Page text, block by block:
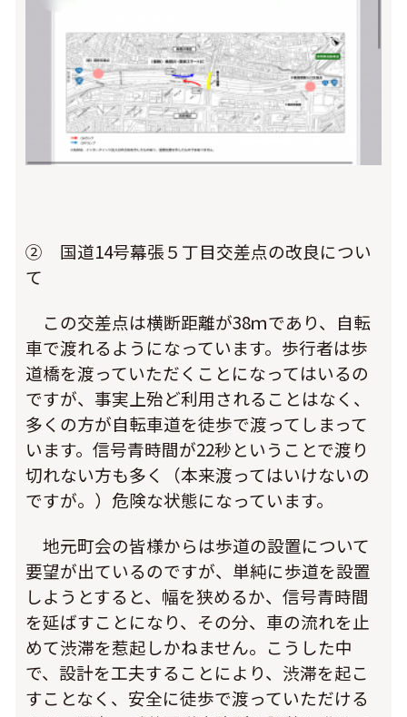
② 国道14号幕張５丁目交差点の改良につい
て
この交差点は横断距離が38ｍであり、自転
車で渡れるようになっています。歩行者は歩
道橋を渡っていただくことになってはいるの
ですが、事実上殆ど利用されることはなく、
多くの方が自転車道を徒歩で渡ってしまって
います。信号青時間が22秒ということで渡り
切れない方も多く（本来渡ってはいけないの
ですが。）危険な状態になっています。
地元町会の皆様からは歩道の設置について
要望が出ているのですが、単純に歩道を設置
しようとすると、幅を狭めるか、信号青時間
を延ばすことになり、その分、車の流れを止
めて渋滞を惹起しかねません。こうした中
で、設計を工夫することにより、渋滞を起こ
すことなく、安全に徒歩で渡っていただける